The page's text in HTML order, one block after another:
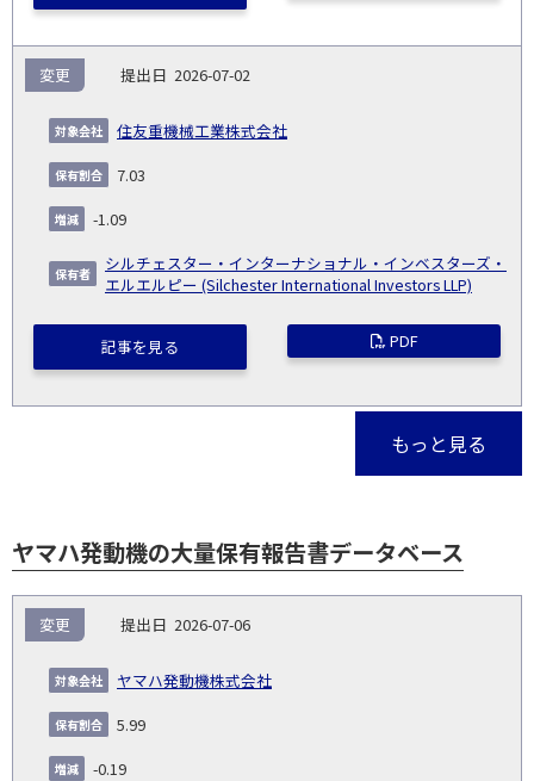
2026-07-02
住友重機械工業株式会社
変更
7.03
-1.09
シルチェスター・インターナショナル・インベスターズ・
エルエルピー (Silchester International Investors LLP)
記事を見る PDF
もっと見る
ヤマハ発動機の大量保有報告書データベース
NO.
告
義
務
発
生
日
出
コー
象
業
2026-07-06
ヤマハ発動機株式会社
変更
5.99
-0.19